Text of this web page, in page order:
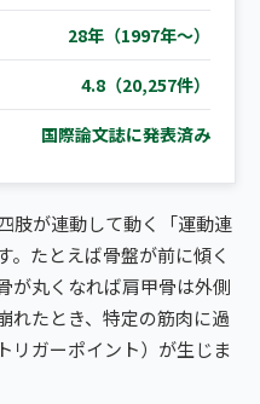
28年（1997年〜）
4.8（20,257件）
国際論文誌に発表済み
肢が連動して動く「運動連
。たとえば骨盤が前に傾く
が丸くなれば肩甲骨は外側
れたとき、特定の筋肉に過
リガーポイント）が生じま